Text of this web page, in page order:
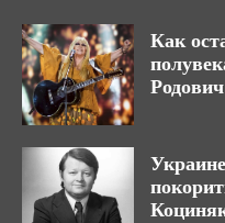
Как
Родович